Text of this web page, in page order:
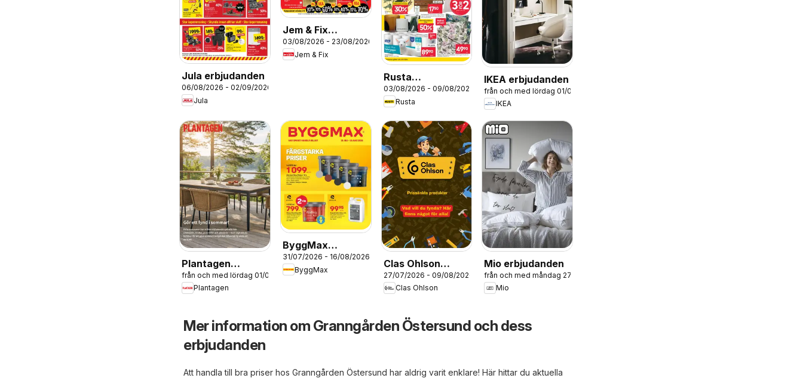
Jula erbjudanden
06/08/2026 - 02/09/2026
Jula
Jem & Fix
erbjudanden
03/08/2026 - 23/08/2026
Jem & Fix
Rusta
erbjudanden
03/08/2026 - 09/08/2026
Rusta
IKEA erbjudanden
från och med lördag 01/08/2026
IKEA
Plantagen
erbjudanden
från och med lördag 01/08/2026
Plantagen
ByggMax
erbjudanden
31/07/2026 - 16/08/2026
ByggMax
Clas Ohlson
erbjudanden
27/07/2026 - 09/08/2026
Clas Ohlson
Mio erbjudanden
från och med måndag 27/07/2026
Mio
Mer information om Granngården Östersund och dess
erbjudanden
Att handla till bra priser hos Granngården Östersund har aldrig varit enklare! Här hittar du aktuella